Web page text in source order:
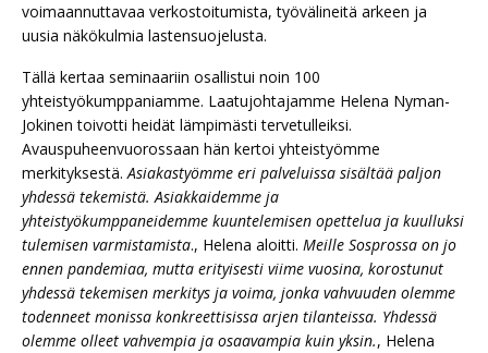
voimaannuttavaa verkostoitumista, työvälineitä arkeen ja
uusia näkökulmia lastensuojelusta.
Tällä kertaa seminaariin osallistui noin 100
yhteistyökumppaniamme. Laatujohtajamme Helena Nyman-
Jokinen toivotti heidät lämpimästi tervetulleiksi.
Avauspuheenvuorossaan hän kertoi yhteistyömme
merkityksestä.Asiakastyömme eri palveluissa sisältää paljon
yhdessä tekemistä. Asiakkaidemme ja
yhteistyökumppaneidemme kuuntelemisen opettelua ja kuulluksi
tulemisen varmistamista., Helena aloitti. Meille Sosprossa on jo
ennen pandemiaa, mutta erityisesti viime vuosina, korostunut
yhdessä tekemisen merkitys ja voima, jonka vahvuuden olemme
todenneet monissa konkreettisissa arjen tilanteissa. Yhdessä
olemme olleet vahvempia ja osaavampia kuin yksin., Helena